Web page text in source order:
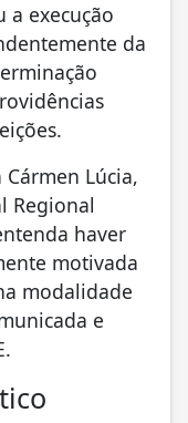
a execução
da
Lúcia,
Regional
haver
motivada
modalidade
e